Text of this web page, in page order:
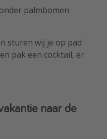
palmbomen
sturen wij je op pad
pak een cocktail, er
naar de